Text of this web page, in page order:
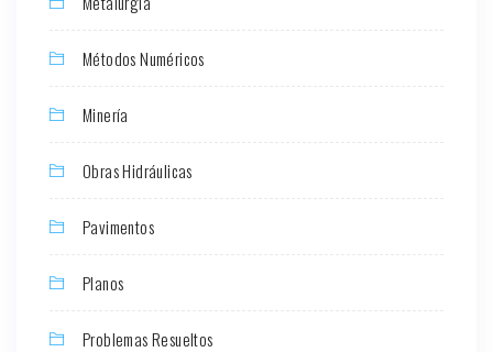
Métodos Numéricos
Minería
Obras Hidráulicas
Pavimentos
Planos
Problemas Resueltos